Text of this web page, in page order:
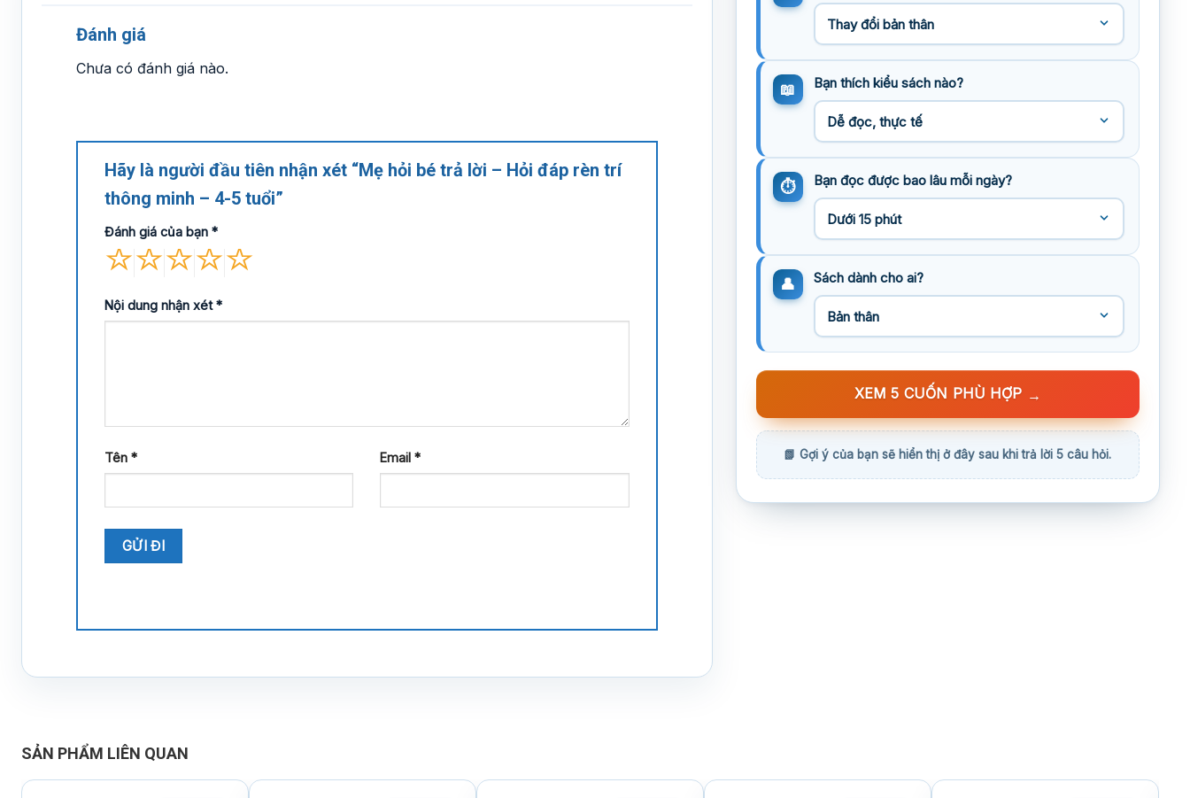
Đánh giá
Chưa có đánh giá nào.
Hãy là người đầu tiên nhận xét “Mẹ hỏi bé trả lời – Hỏi đáp rèn trí
thông minh – 4-5 tuổi”
Đánh giá của bạn *
Nội dung nhận xét*
Tên * Email*
Bạn thích kiểu sách nào?
Bạn đọc được bao lâu mỗi ngày?
Sách dành cho ai?
XEM 5 CUỐN PHÙ HỢP →
SẢN PHẨM LIÊN QUAN